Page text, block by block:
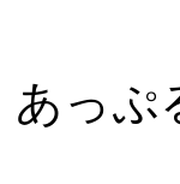
あっぷ